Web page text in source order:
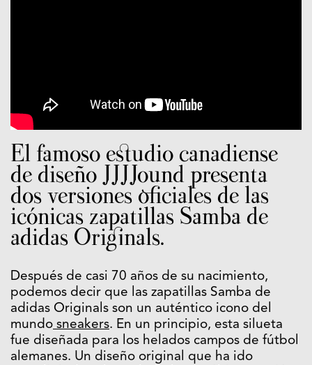
El famoso estudio canadiense
de diseño JJJJound presenta
dos versiones oficiales de las
icónicas zapatillas Samba de
adidas Originals.
Después de casi 70 años de su nacimiento,
podemos decir que las zapatillas Samba de
adidas Originals son un auténtico icono del
mundo sneakers. En un principio, esta silueta
fue diseñada para los helados campos de fútbol
alemanes. Un diseño original que ha ido